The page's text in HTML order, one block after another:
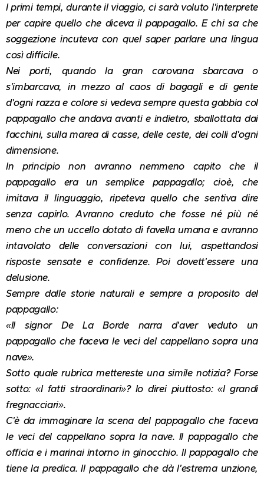
I primi tempi, durante il viaggio, ci sarà voluto l'interprete
per capire quello che diceva il pappagallo. E chi sa che
soggezione incuteva con quel saper parlare una lingua
così difficile.
Nei porti, quando la gran carovana sbarcava o
s'imbarcava, in mezzo al caos di bagagli e di gente
d'ogni razza e colore si vedeva sempre questa gabbia col
pappagallo che andava avanti e indietro, sballottata dai
facchini, sulla marea di casse, delle ceste, dei colli d'ogni
dimensione.
In principio non avranno nemmeno capito che il
pappagallo era un semplice pappagallo; cioè, che
imitava il linguaggio, ripeteva quello che sentiva dire
senza capirlo. Avranno creduto che fosse né più né
meno che un uccello dotato di favella umana e avranno
intavolato delle conversazioni con lui, aspettandosi
risposte sensate e confidenze. Poi dovett'essere una
delusione.
Sempre dalle storie naturali e sempre a proposito del
pappagallo:
«Il signor De La Borde narra d'aver veduto un
pappagallo che faceva le veci del cappellano sopra una
nave».
Sotto quale rubrica mettereste una simile notizia? Forse
sotto: «I fatti straordinari»? Io direi piuttosto: «I grandi
fregnacciari».
C'è da immaginare la scena del pappagallo che faceva
le veci del cappellano sopra la nave. Il pappagallo che
officia e i marinai intorno in ginocchio. Il pappagallo che
tiene la predica. Il pappagallo che dà l'estrema unzione,